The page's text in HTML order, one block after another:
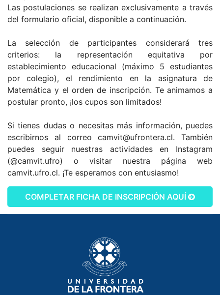
Las postulaciones se realizan exclusivamente a través
del formulario oficial, disponible a continuación.
La selección de participantes considerará tres
criterios: la representación equitativa por
establecimiento educacional (máximo 5 estudiantes
por colegio), el rendimiento en la asignatura de
Matemática y el orden de inscripción. Te animamos a
postular pronto, ¡los cupos son limitados!
Si tienes dudas o necesitas más información, puedes
escribirnos al correo camvit@ufrontera.cl. También
puedes seguir nuestras actividades en Instagram
(@camvit.ufro) o visitar nuestra página web
camvit.ufro.cl. ¡Te esperamos con entusiasmo!
COMPLETAR FICHA DE INSCRIPCIÓN AQUÍ